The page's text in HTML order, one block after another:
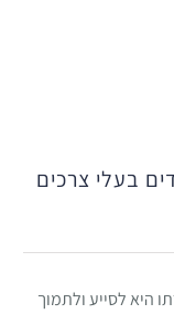
בעלי צרכים
היא לסייע ולתמוך